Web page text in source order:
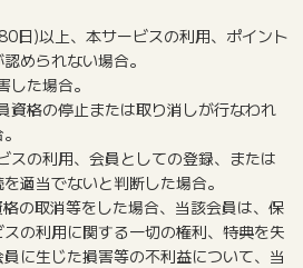
日)以上、本サービスの利用、ポイント
められない場合。
た場合。
資格の停止または取り消しが行なわれ
スの利用、会員としての登録、または
適当でないと判断した場合。
の取消等をした場合、当該会員は、保
の利用に関する一切の権利、特典を失
に生じた損害等の不利益について、当